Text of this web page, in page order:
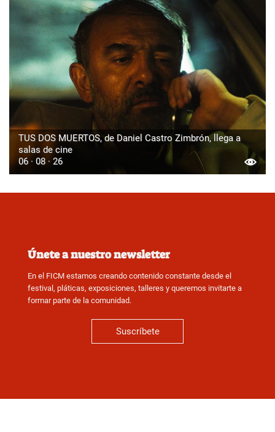
TUS DOS MUERTOS, de Daniel Castro Zimbrón, llega a
salas de cine
06 · 08 · 26
Únete a nuestro newsletter
En el FICM estamos creando contenido constante desde el
festival, pláticas, exposiciones, talleres y queremos invitarte a
formar parte de la comunidad.
Suscríbete